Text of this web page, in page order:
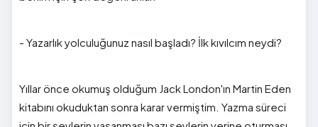
- Yazarlık yolculuğunuz nasıl başladı? İlk kıvılcım neydi?
Yıllar önce okumuş olduğum Jack London'ın Martin Eden
kitabını okuduktan sonra karar vermiştim. Yazma süreci